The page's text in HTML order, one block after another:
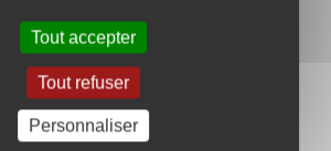
Tout accepter
Tout refuser
Personnaliser